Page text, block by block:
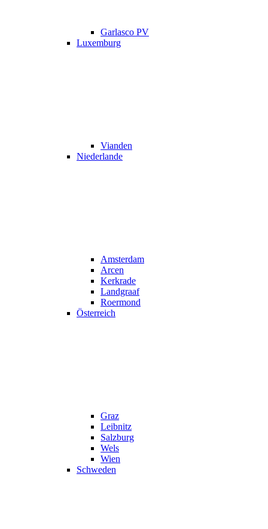
Garlasco PV
Luxemburg
Vianden
Niederlande
Amsterdam
Arcen
Kerkrade
Landgraaf
Roermond
Österreich
Graz
Leibnitz
Salzburg
Wels
Wien
Schweden